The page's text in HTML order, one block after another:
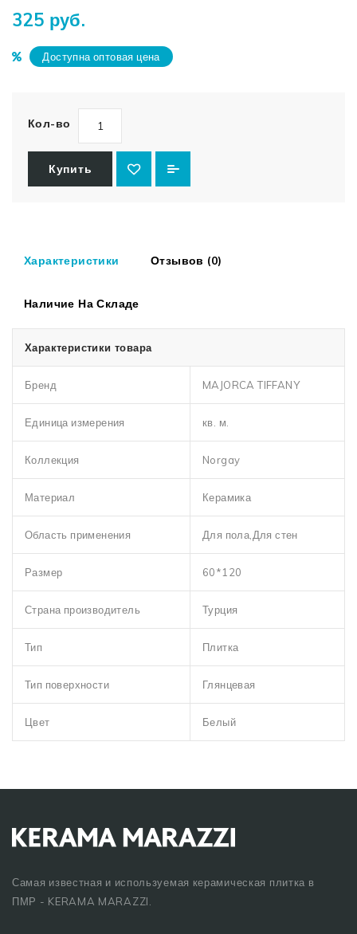
325 руб.
Доступна оптовая цена
Кол-во
Купить
Характеристики Отзывов (0)
Наличие На Складе
Характеристики товара
Бренд MAJORCA TIFFANY
Единица измерения кв. м.
Коллекция Norgay
Материал Керамика
Область применения Для пола,Для стен
Размер 60*120
Страна производитель Турция
Тип Плитка
Тип поверхности Глянцевая
Цвет Белый
Самая известная и используемая керамическая плитка в
ПМР - KERAMA MARAZZI.